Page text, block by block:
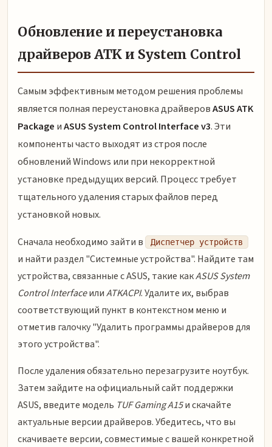
Обновление и переустановка
драйверов ATK и System Control
Самым эффективным методом решения проблемы
является полная переустановка драйверовASUS ATK
Package иASUS System Control Interface v3. Эти
компоненты часто выходят из строя после
обновлений Windows или при некорректной
установке предыдущих версий. Процесс требует
тщательного удаления старых файлов перед
установкой новых.
Сначала необходимо зайти в Диспетчер устройств
и найти раздел "Системные устройства". Найдите там
устройства, связанные с ASUS, такие какASUS System
Control InterfaceилиATKACPI. Удалите их, выбрав
соответствующий пункт в контекстном меню и
отметив галочку "Удалить программы драйверов для
этого устройства".
После удаления обязательно перезагрузите ноутбук.
Затем зайдите на официальный сайт поддержки
ASUS, введите модель TUF Gaming A15и скачайте
актуальные версии драйверов. Убедитесь, что вы
скачиваете версии, совместимые с вашей конкретной